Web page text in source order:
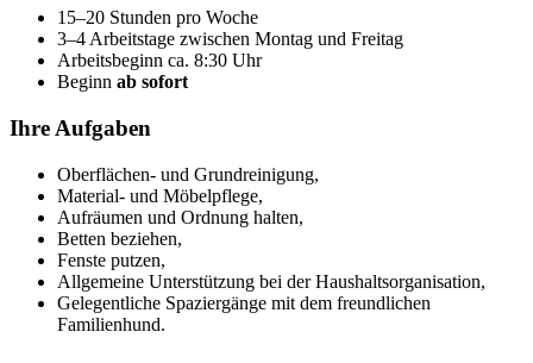
15–20 Stunden pro Woche
3–4 Arbeitstage zwischen Montag und Freitag
Arbeitsbeginn ca. 8:30 Uhr
Beginn ab sofort
Ihre Aufgaben
Oberflächen- und Grundreinigung,
Material- und Möbelpflege,
Aufräumen und Ordnung halten,
Betten beziehen,
Fenste putzen,
Allgemeine Unterstützung bei der Haushaltsorganisation,
Gelegentliche Spaziergänge mit dem freundlichen
Familienhund.